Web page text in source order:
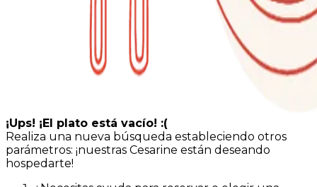
¡Ups! ¡El plato está vacío! :(
Realiza una nueva búsqueda estableciendo otros
parámetros: ¡nuestras Cesarine están deseando
hospedarte!